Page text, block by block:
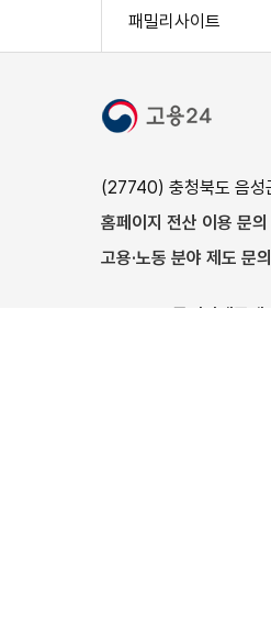
패밀리사이트
외국인고용(외국인전
고용행정통계
장애인고용포털
여성새로일하기센터
가사랑
(27740) 충청북도 음성
홈페이지 전산 이용 문
고용·노동 분야 제도 문
통신판매중개